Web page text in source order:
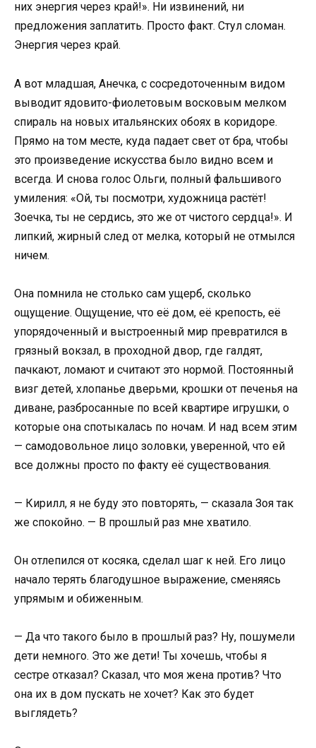
них энергия через край!». Ни извинений, ни
предложения заплатить. Просто факт. Стул сломан.
Энергия через край.
А вот младшая, Анечка, с сосредоточенным видом
выводит ядовито-фиолетовым восковым мелком
спираль на новых итальянских обоях в коридоре.
Прямо на том месте, куда падает свет от бра, чтобы
это произведение искусства было видно всем и
всегда. И снова голос Ольги, полный фальшивого
умиления: «Ой, ты посмотри, художница растёт!
Зоечка, ты не сердись, это же от чистого сердца!». И
липкий, жирный след от мелка, который не отмылся
ничем.
Она помнила не столько сам ущерб, сколько
ощущение. Ощущение, что её дом, её крепость, её
упорядоченный и выстроенный мир превратился в
грязный вокзал, в проходной двор, где галдят,
пачкают, ломают и считают это нормой. Постоянный
визг детей, хлопанье дверьми, крошки от печенья на
диване, разбросанные по всей квартире игрушки, о
которые она спотыкалась по ночам. И над всем этим
— самодовольное лицо золовки, уверенной, что ей
все должны просто по факту её существования.
— Кирилл, я не буду это повторять, — сказала Зоя так
же спокойно. — В прошлый раз мне хватило.
Он отлепился от косяка, сделал шаг к ней. Его лицо
начало терять благодушное выражение, сменяясь
упрямым и обиженным.
— Да что такого было в прошлый раз? Ну, пошумели
дети немного. Это же дети! Ты хочешь, чтобы я
сестре отказал? Сказал, что моя жена против? Что
она их в дом пускать не хочет? Как это будет
выглядеть?